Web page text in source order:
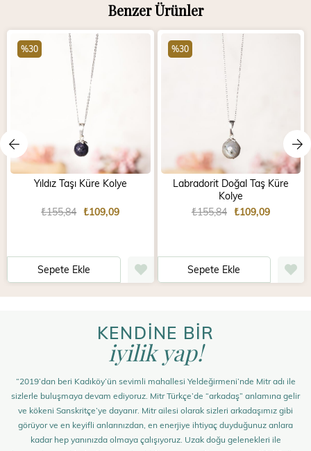
Benzer Ürünler
Yıldız Taşı Küre Kolye
₺109,09
₺155,84
Sepete Ekle
%30
Labradorit Doğal Taş Küre
Kolye
₺109,09
₺155,84
Sepete Ekle
%30
KENDİNE BİR
iyilik yap!
“2019’dan beri Kadıköy’ün sevimli mahallesi Yeldeğirmeni’nde Mitr adı ile
sizlerle buluşmaya devam ediyoruz. Mitr Türkçe’de “arkadaş” anlamına gelir
ve kökeni Sanskritçe’ye dayanır. Mitr ailesi olarak sizleri arkadaşımız gibi
görüyor ve en keyifli anlarınızdan, en enerjiye ihtiyaç duyduğunuz anlara
kadar hep yanınızda olmaya çalışıyoruz. Uzak doğu gelenekleri ile